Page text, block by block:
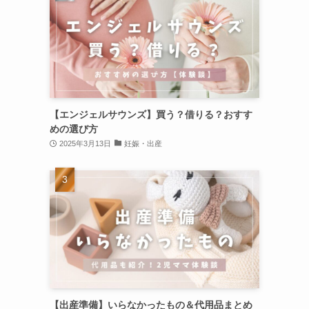
【エンジェルサウンズ】買う？借りる？おすす
めの選び方
2025年3月13日 妊娠・出産
【出産準備】いらなかったもの＆代用品まとめ